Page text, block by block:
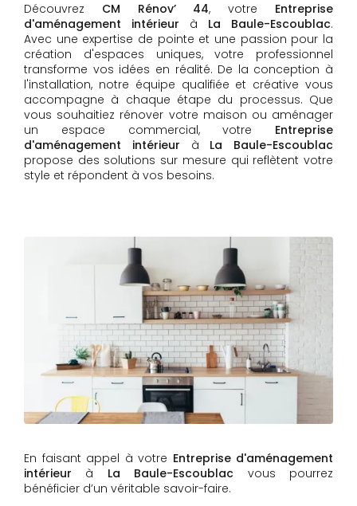
Découvrez CM Rénov’ 44, votre Entreprise
d'aménagement intérieur à La Baule-Escoublac.
Avec une expertise de pointe et une passion pour la
création d'espaces uniques, votre professionnel
transforme vos idées en réalité. De la conception à
l'installation, notre équipe qualifiée et créative vous
accompagne à chaque étape du processus. Que
vous souhaitiez rénover votre maison ou aménager
un espace commercial, votre Entreprise
d'aménagement intérieur à La Baule-Escoublac
propose des solutions sur mesure qui reflètent votre
style et répondent à vos besoins.
En faisant appel à votre Entreprise d'aménagement
intérieur à La Baule-Escoublac vous pourrez
bénéficier d’un véritable savoir-faire.